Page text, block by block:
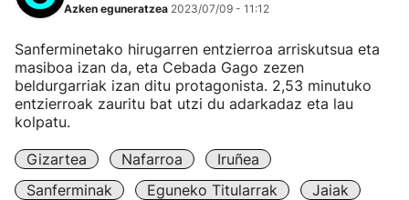
Azken eguneratzea 2023/07/09 - 11:12
Sanferminetako hirugarren entzierroa arriskutsua eta
masiboa izan da, eta Cebada Gago zezen
beldurgarriak izan ditu protagonista. 2,53 minutuko
entzierroak zauritu bat utzi du adarkadaz eta lau
kolpatu.
Gizartea Nafarroa
Iruñea
Sanferminak
Eguneko Titularrak Jaiak